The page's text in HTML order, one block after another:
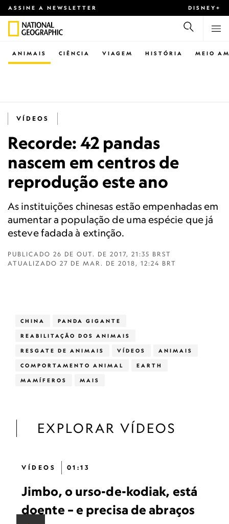
ASSINE A NEWSLETTER DISNEY+
CIÊNCIA VIAGEM
ANIMAIS HISTÓRIA MEIO
VÍDEOS
Recorde: 42 pandas
nascem em centros de
reprodução este ano
As instituições chinesas estão empenhadas em
aumentar a população de uma espécie que já
esteve fadada à extinção.
PUBLICADO 26 DE OUT. DE 2017, 21:35 BRST
ATUALIZADO 27 DE MAR. DE 2018, 12:24 BRT
CHINA PANDA GIGANTE
REABILITAÇÃO DOS ANIMAIS
RESGATE DE ANIMAIS VÍDEOS ANIMAIS
COMPORTAMENTO ANIMAL EARTH
MAMÍFEROS MAIS
EXPLORAR VÍDEOS
VÍDEOS 01:13
Jimbo, o urso-de-kodiak, está
doente – e precisa de abraços